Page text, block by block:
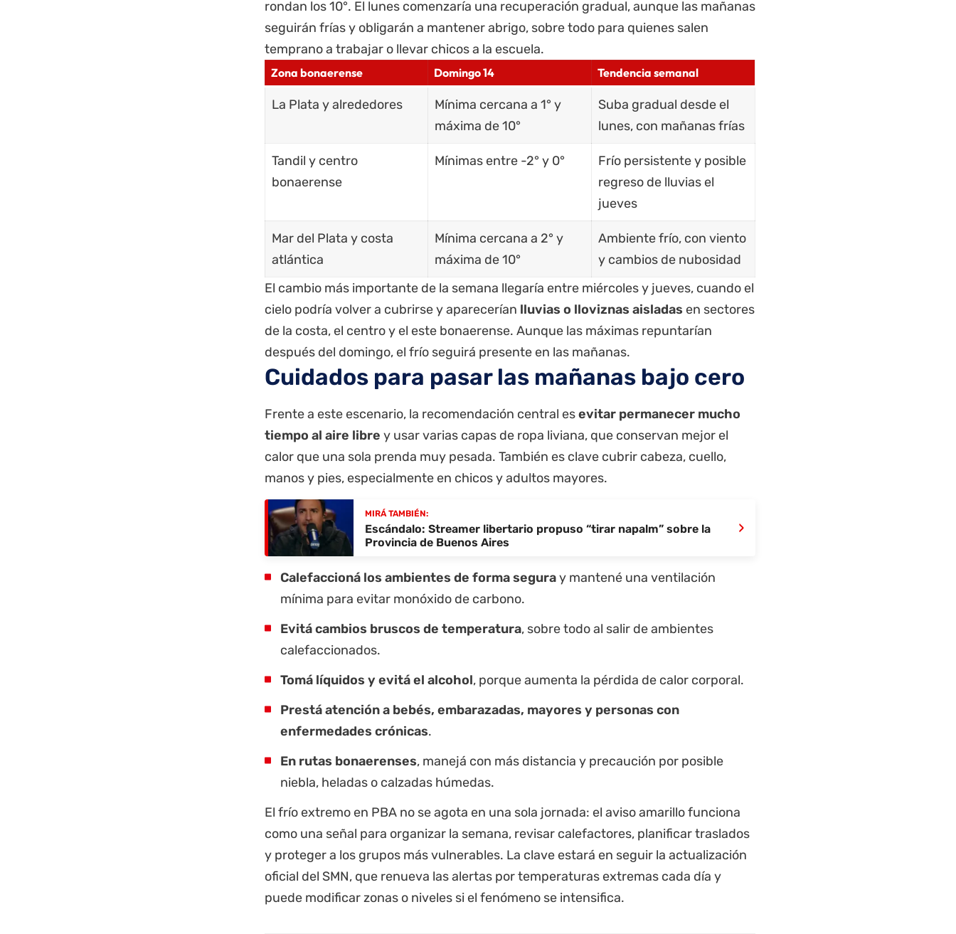
rondan los 10°. El lunes comenzaría una recuperación gradual, aunque las mañanas
seguirán frías y obligarán a mantener abrigo, sobre todo para quienes salen
temprano a trabajar o llevar chicos a la escuela.
Zona bonaerense Domingo 14 Tendencia semanal
La Plata y alrededores
Mínima cercana a 1° y
máxima de 10°
Suba gradual desde el
lunes, con mañanas frías
Tandil y centro
bonaerense
Mínimas entre -2° y 0°
Frío persistente y posible
regreso de lluvias el
jueves
Mar del Plata y costa
atlántica
Mínima cercana a 2° y
máxima de 10°
Ambiente frío, con viento
y cambios de nubosidad
El cambio más importante de la semana llegaría entre miércoles y jueves, cuando el
cielo podría volver a cubrirse y aparecerían lluvias o lloviznas aisladas en sectores
de la costa, el centro y el este bonaerense. Aunque las máximas repuntarían
después del domingo, el frío seguirá presente en las mañanas.
Cuidados para pasar las mañanas bajo cero
Frente a este escenario, la recomendación central esevitar permanecer mucho
tiempo al aire libre y usar varias capas de ropa liviana, que conservan mejor el
calor que una sola prenda muy pesada. También es clave cubrir cabeza, cuello,
manos y pies, especialmente en chicos y adultos mayores.
MIRÁ TAMBIÉN:
Escándalo: Streamer libertario propuso “tirar napalm” sobre la
Provincia de Buenos Aires
›
Calefaccioná los ambientes de forma seguray mantené una ventilación
mínima para evitar monóxido de carbono.
Evitá cambios bruscos de temperatura, sobre todo al salir de ambientes
calefaccionados.
Tomá líquidos y evitá el alcohol, porque aumenta la pérdida de calor corporal.
Prestá atención a bebés, embarazadas, mayores y personas con
enfermedades crónicas.
En rutas bonaerenses, manejá con más distancia y precaución por posible
niebla, heladas o calzadas húmedas.
El frío extremo en PBA no se agota en una sola jornada: el aviso amarillo funciona
como una señal para organizar la semana, revisar calefactores, planificar traslados
y proteger a los grupos más vulnerables. La clave estará en seguir la actualización
oficial del SMN, que renueva las alertas por temperaturas extremas cada día y
puede modificar zonas o niveles si el fenómeno se intensifica.